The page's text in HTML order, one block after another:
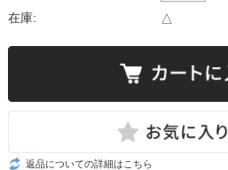
在庫: △
返品についての詳細はこちら